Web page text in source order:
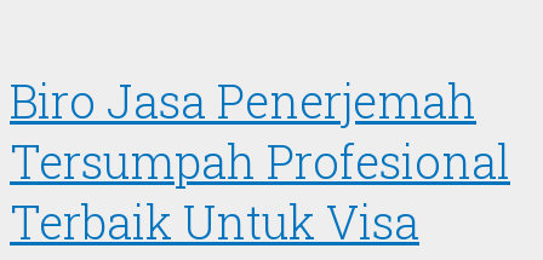
Biro Jasa Penerjemah
Tersumpah Profesional
Terbaik Untuk Visa